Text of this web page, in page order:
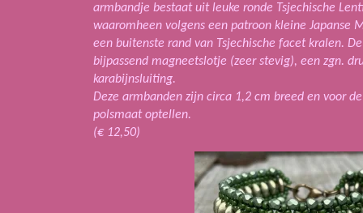
armbandje bestaat uit leuke ronde Tsjechische
waaromheen volgens een patroon kleine Japanse
een buitenste rand van Tsjechische facet kralen.
bijpassend magneetslotje (zeer stevig), een zgn.
karabijnsluiting.
Deze armbanden zijn circa 1,2 cm breed en voor
polsmaat optellen.
(€ 12,50)